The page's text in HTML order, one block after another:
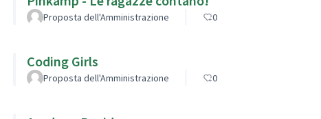
Proposta dell'Amministrazione 0
Coding Girls
Proposta dell'Amministrazione 0